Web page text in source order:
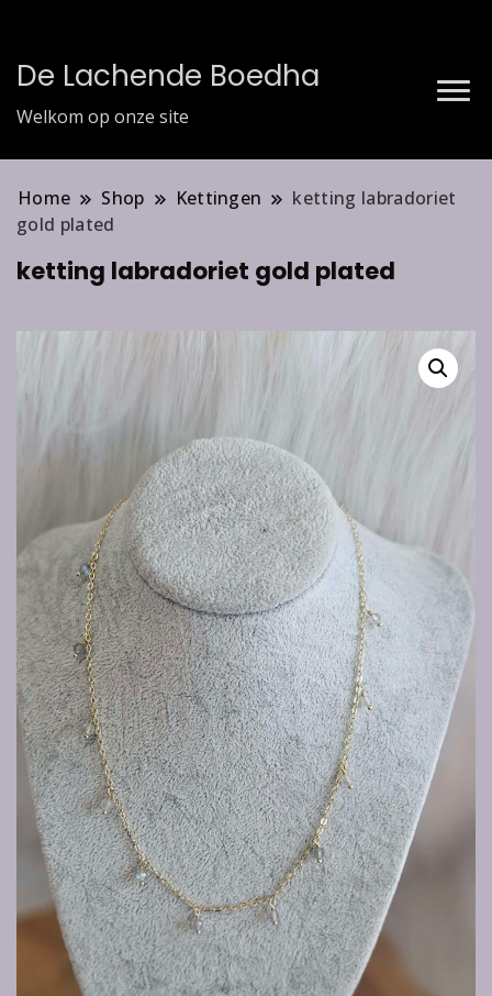
De Lachende Boedha
Welkom op onze site
Home Shop Kettingen
ketting labradoriet
gold plated
ketting labradoriet gold plated